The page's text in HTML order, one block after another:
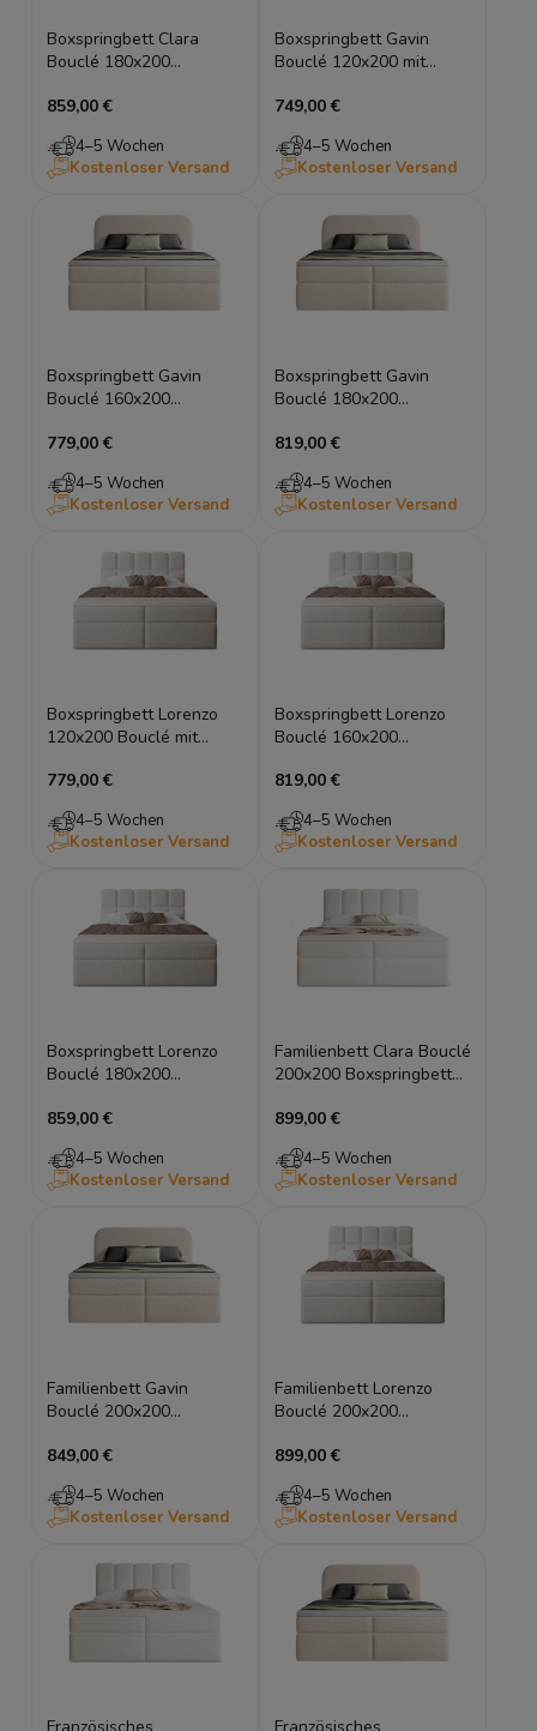
Boxspringbett Clara
Bouclé 180x200
Bettkasten
859,00 €
4–5 Wochen
Kostenloser Versand
Boxspringbett Gavin
Bouclé 120x200 mit
749,00 €
4–5 Wochen
Kostenloser Versand
Boxspringbett Gavin
Bouclé 160x200
779,00 €
4–5 Wochen
Kostenloser Versand
Boxspringbett Gavin
Bouclé 180x200
Bettkasten
819,00 €
4–5 Wochen
Kostenloser Versand
Boxspringbett Lorenzo
120x200 Bouclé mit
779,00 €
4–5 Wochen
Kostenloser Versand
Boxspringbett Lorenzo
Bouclé 160x200
819,00 €
4–5 Wochen
Kostenloser Versand
Boxspringbett Lorenzo
Bouclé 180x200
Bettkasten
859,00 €
4–5 Wochen
Kostenloser Versand
Familienbett Clara Bouclé
200x200 Boxspringbett
899,00 €
4–5 Wochen
Kostenloser Versand
Familienbett Gavin
Bouclé 200x200
Stauraum
849,00 €
4–5 Wochen
Kostenloser Versand
Familienbett Lorenzo
Bouclé 200x200
Stauraum
899,00 €
4–5 Wochen
Kostenloser Versand
Französisches Französisches